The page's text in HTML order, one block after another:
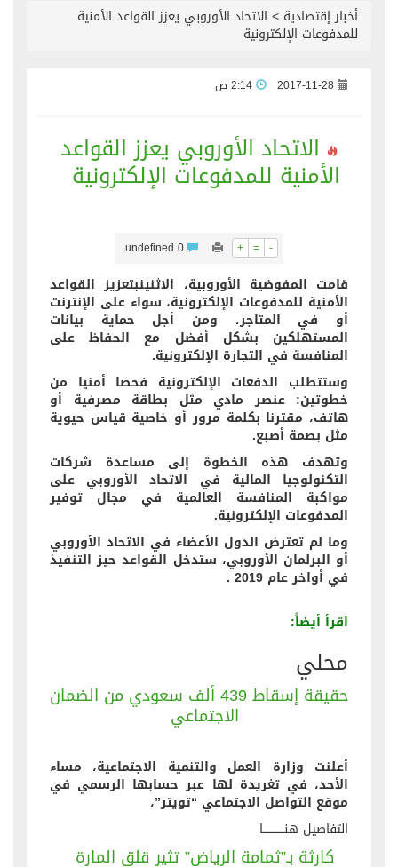
أخبار إقتصادية > الاتحاد الأوروبي يعزز القواعد الأمنية
للمدفوعات الإلكترونية
2017-11-28
الاتحاد الأوروبي يعزز القواعد
الأمنية للمدفوعات الإلكترونية
+ = -
undefined
قامت المفوضية الأوروبية، الاثنينبتعزيز القواعد
الأمنية للمدفوعات الإلكترونية، سواء على الإنترنت
أو في المتاجر، ومن أجل حماية بيانات
المستهلكين بشكل أفضل مع الحفاظ على
المنافسة في التجارة الإلكترونية.
وستتطلب الدفعات الإلكترونية فحصا أمنيا من
خطوتين: عنصر مادي مثل بطاقة مصرفية أو
هاتف، مقترنا بكلمة مرور أو خاصية قياس حيوية
مثل بصمة أصبع.
وتهدف هذه الخطوة إلى مساعدة شركات
التكنولوجيا المالية في الاتحاد الأوروبي على
مواكبة المنافسة العالمية في مجال توفير
المدفوعات الإلكترونية.
وما لم تعترض الدول الأعضاء في الاتحاد الأوروبي
أو البرلمان الأوروبي، ستدخل القواعد حيز التنفيذ
في أواخر عام 2019 .
اقرأ أيضاً:
محلي
حقيقة إسقاط 439 ألف سعودي من الضمان
الاجتماعي
أعلنت وزارة العمل والتنمية الاجتماعية، مساء
الأحد، في تغريدة لها عبر حسابها الرسمي في
موقع التواصل الاجتماعي “تويتر”،
التفاصيل هنــــــــــــا
كارثة بـ”ثمامة الرياض” تثير قلق المارة